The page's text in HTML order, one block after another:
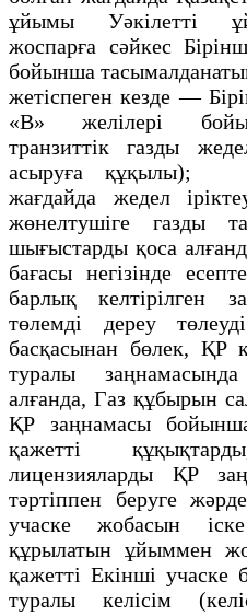
ұйымы Уәкілетті
жоспарға сәйкес
бойынша
жетіспеген кезде —
«В» желілері
транзиттік газды
асыруға құқылы);
жағдайда жедел
жөнелтушіге газды
шығыстарды қоса
бағасы негізінде
барлық келтірілген
төлемді дереу
басқасынан бөлек, ҚР
туралы
алғанда, Газ құбырын
ҚР заңнамасы
қажетті
лицензияларды ҚР
тәртіппен беруге
учаске жобасын
құрылатын ұйыммен
қажетті Екінші учаске
туралы келісім